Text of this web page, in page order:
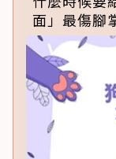
面」最傷腳